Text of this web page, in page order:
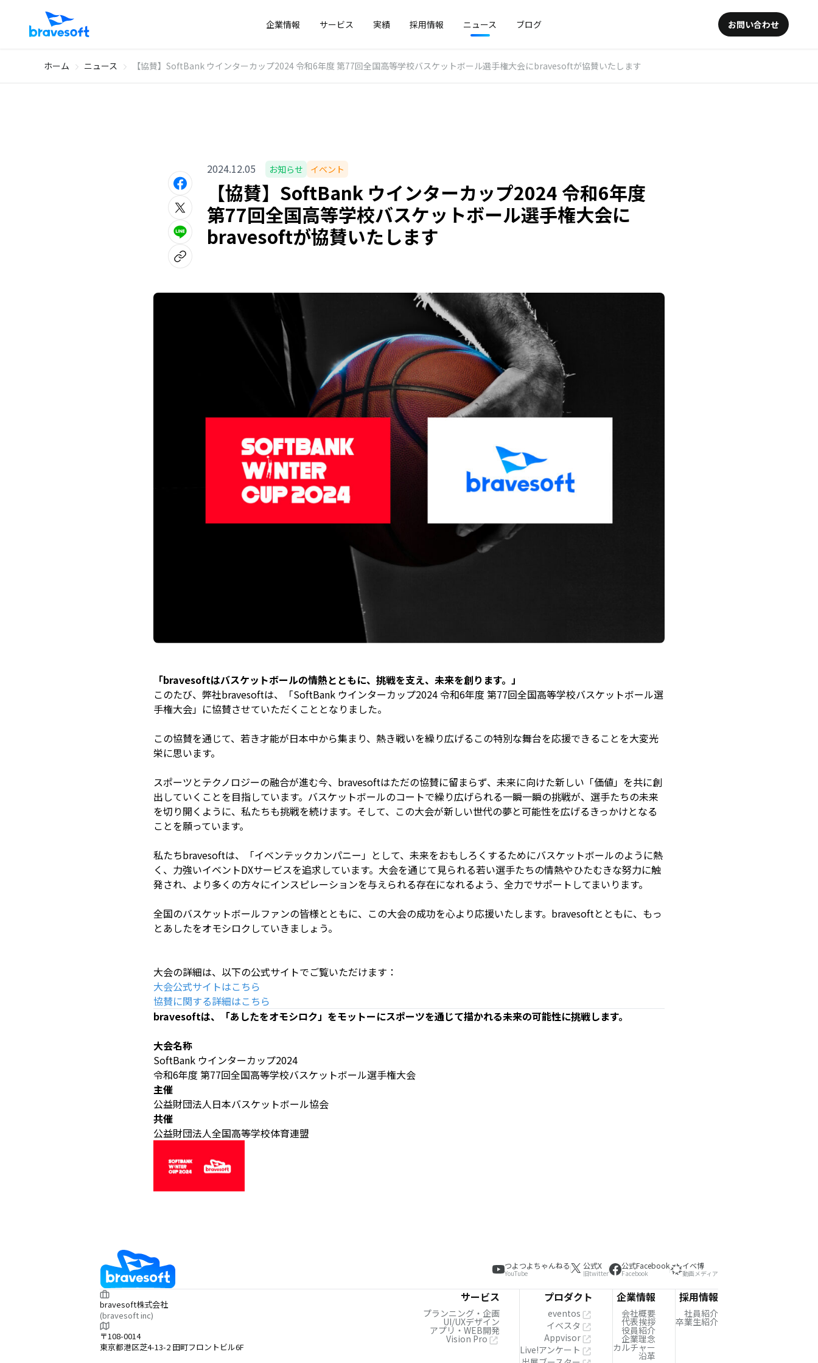
企業情報 サービス 実績 採用情報 ニュース ブログ お問い合わせ
ホーム ニュース 【協賛】SoftBank ウインターカップ2024 令和6年度 第77回全国高等学校バスケットボール選手権大会にbravesoftが協賛いたします
2024.12.05 お知らせ イベント
【協賛】SoftBank ウインターカップ2024 令和6年度
第77回全国高等学校バスケットボール選手権大会に
bravesoftが協賛いたします
「bravesoftはバスケットボールの情熱とともに、挑戦を支え、未来を創ります。」
このたび、弊社bravesoftは、「SoftBank ウインターカップ2024 令和6年度 第77回全国高等学校バスケットボール選
手権大会」に協賛させていただくこととなりました。
この協賛を通じて、若き才能が日本中から集まり、熱き戦いを繰り広げるこの特別な舞台を応援できることを大変光
栄に思います。
スポーツとテクノロジーの融合が進む今、bravesoftはただの協賛に留まらず、未来に向けた新しい「価値」を共に創
出していくことを目指しています。バスケットボールのコートで繰り広げられる一瞬一瞬の挑戦が、選手たちの未来
を切り開くように、私たちも挑戦を続けます。そして、この大会が新しい世代の夢と可能性を広げるきっかけとなる
ことを願っています。
私たちbravesoftは、「イベンテックカンパニー」として、未来をおもしろくするためにバスケットボールのように熱
く、力強いイベントDXサービスを追求しています。大会を通じて見られる若い選手たちの情熱やひたむきな努力に触
発され、より多くの方々にインスピレーションを与えられる存在になれるよう、全力でサポートしてまいります。
全国のバスケットボールファンの皆様とともに、この大会の成功を心より応援いたします。bravesoftとともに、もっ
とあしたをオモシロクしていきましょう。
大会の詳細は、以下の公式サイトでご覧いただけます：
大会公式サイトはこちら
協賛に関する詳細はこちら
bravesoftは、「あしたをオモシロク」をモットーにスポーツを通じて描かれる未来の可能性に挑戦します。
大会名称
SoftBank ウインターカップ2024
令和6年度 第77回全国高等学校バスケットボール選手権大会
主催
公益財団法人日本バスケットボール協会
共催
公益財団法人全国高等学校体育連盟
つよつよちゃんねる
YouTube
公式X
旧twitter
公式Facebook
Facebook
イベ博
動画メディア
bravesoft株式会社
(bravesoft inc)
〒108-0014
東京都港区芝4-13-2 田町フロントビル6F
サービス
プランニング・企画
UI/UXデザイン
アプリ・WEB開発
Vision Pro
プロダクト
eventos
イベスタ
Appvisor
Live!アンケート
企業情報
会社概要
代表挨拶
役員紹介
企業理念
カルチャー
沿革
採用情報
社員紹介
卒業生紹介